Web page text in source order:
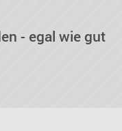
- egal wie gut